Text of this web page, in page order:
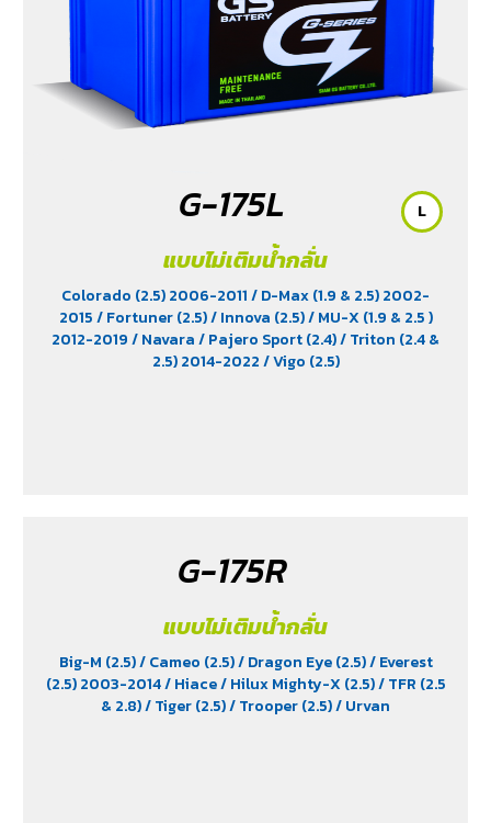
G-175L
แบบไม่เติมน้ำกลั่น
Colorado (2.5) 2006-2011/ D-Max (1.9 & 2.5) 2002-
2015/ Fortuner (2.5)/ Innova (2.5)/ MU-X (1.9 & 2.5 )
2012-2019/ Navara/ Pajero Sport (2.4)/ Triton (2.4 &
2.5) 2014-2022/ Vigo (2.5)
L
G-175R
แบบไม่เติมน้ำกลั่น
Big-M (2.5)/ Cameo (2.5)/ Dragon Eye (2.5)/ Everest
(2.5) 2003-2014/ Hiace/ Hilux Mighty-X (2.5)/ TFR (2.5
& 2.8)/ Tiger (2.5)/ Trooper (2.5)/ Urvan